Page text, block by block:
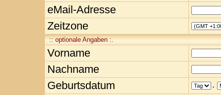
eMail-Adresse
Zeitzone
:: optionale Angaben :.
Vorname
Nachname
Geburtsdatum
.